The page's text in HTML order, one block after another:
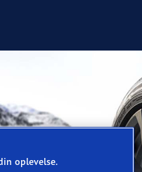
oplevelse.